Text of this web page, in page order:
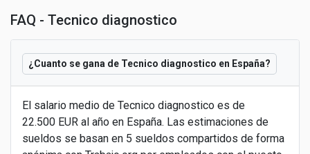
FAQ - Tecnico diagnostico
¿Cuanto se gana de Tecnico diagnostico en España?
El salario medio de Tecnico diagnostico es de
22.500 EUR al año en España. Las estimaciones de
sueldos se basan en 5 sueldos compartidos de forma